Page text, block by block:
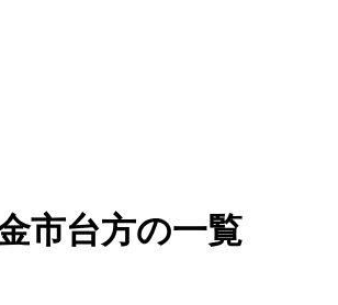
市台方の一覧